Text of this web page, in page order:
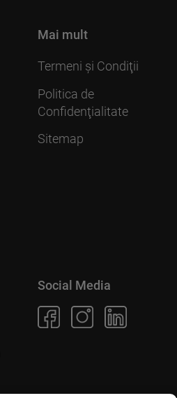
Mai mult
Termeni şi Condiţii
Politica de
Confidenţialitate
Sitemap
Social Media